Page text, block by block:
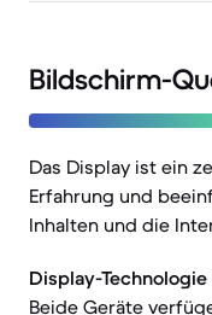
Bildschirm-
Das Display ist ein
Erfahrung und
Inhalten und die
Display-
Beide Geräte